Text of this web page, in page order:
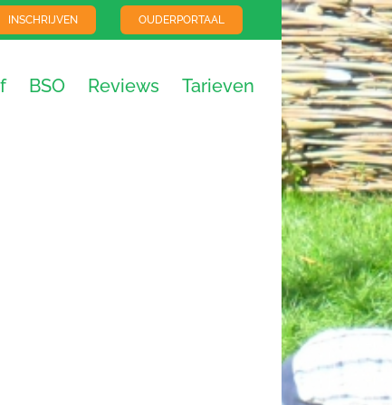
INSCHRIJVEN OUDERPORTAAL
BSO Reviews Tarieven